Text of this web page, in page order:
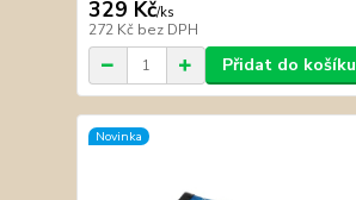
329 Kč/ks
272 Kč bez DPH
Přidat do košíku
Novinka